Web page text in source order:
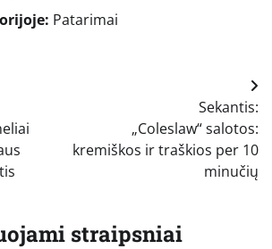
Patarimai
Sekantis:
„Coleslaw“ salotos:
kremiškos ir traškios per 10
minučių
straipsniai